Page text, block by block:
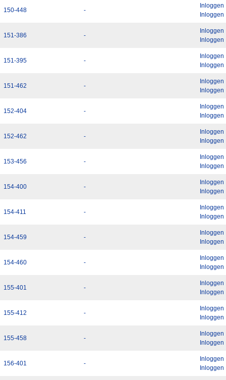
150-448 -
Inloggen
Inloggen
151-386 -
Inloggen
Inloggen
151-395 -
Inloggen
Inloggen
151-462 -
Inloggen
Inloggen
152-404 -
Inloggen
Inloggen
152-462 -
Inloggen
Inloggen
153-456 -
Inloggen
Inloggen
154-400 -
Inloggen
Inloggen
154-411 -
Inloggen
Inloggen
154-459 -
Inloggen
Inloggen
154-460 -
Inloggen
Inloggen
155-401 -
Inloggen
Inloggen
155-412 -
Inloggen
Inloggen
155-458 -
Inloggen
Inloggen
156-401 -
Inloggen
Inloggen